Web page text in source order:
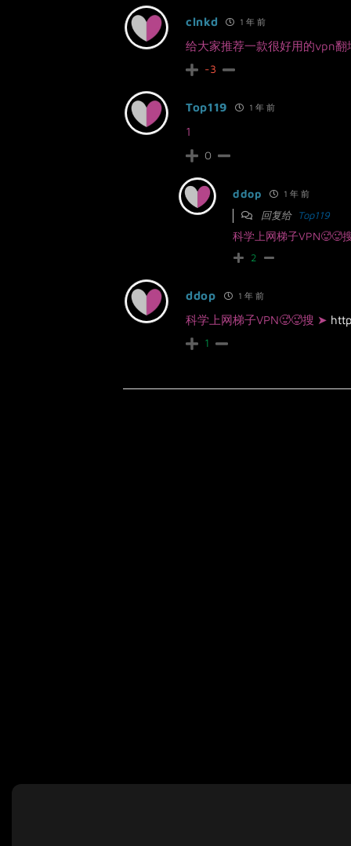
clnkd 1 年 前
给大家推荐一款很好用的vpn
-3
Top119 1 年 前
1
0
ddop 1 年 前
回复给 Top119
科学上网梯子VPN🥵🥵
2
ddop 1 年 前
科学上网梯子VPN🥵🥵搜 ➤
1